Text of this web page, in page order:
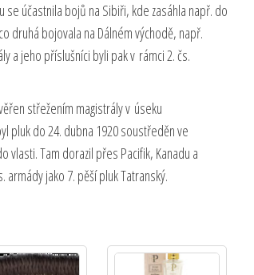
účastnila bojů na Sibiři, kde zasáhla např. do
druhá bojovala na Dálném východě, např.
a jeho příslušníci byli pak v rámci 2. čs.
střežením magistrály v úseku
pluk do 24. dubna 1920 soustředěn ve
vlasti. Tam dorazil přes Pacifik, Kanadu a
armády jako 7. pěší pluk Tatranský.